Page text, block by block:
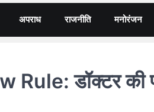
अपराध राजनीति मनोरंजन
डॉक्टर की